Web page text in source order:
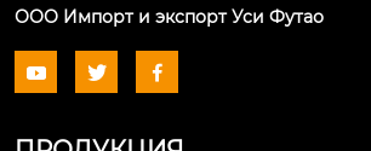
ООО Импорт и экспорт Уси Футао
  